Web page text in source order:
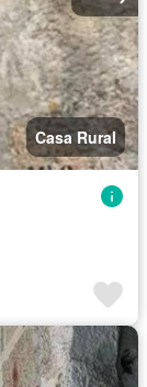
Casa Rural